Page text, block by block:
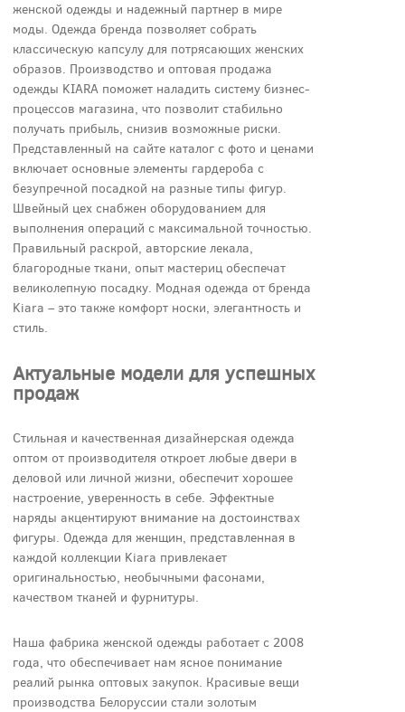
женской одежды и надежный партнер в мире
моды. Одежда бренда позволяет собрать
классическую капсулу для потрясающих женских
образов. Производство и оптовая продажа
одежды KIARA поможет наладить систему бизнес-
процессов магазина, что позволит стабильно
получать прибыль, снизив возможные риски.
Представленный на сайте каталог с фото и ценами
включает основные элементы гардероба с
безупречной посадкой на разные типы фигур.
Швейный цех снабжен оборудованием для
выполнения операций с максимальной точностью.
Правильный раскрой, авторские лекала,
благородные ткани, опыт мастериц обеспечат
великолепную посадку. Модная одежда от бренда
Kiara – это также комфорт носки, элегантность и
стиль.
Актуальные модели для успешных
продаж
Стильная и качественная дизайнерская одежда
оптом от производителя откроет любые двери в
деловой или личной жизни, обеспечит хорошее
настроение, уверенность в себе. Эффектные
наряды акцентируют внимание на достоинствах
фигуры. Одежда для женщин, представленная в
каждой коллекции Kiara привлекает
оригинальностью, необычными фасонами,
качеством тканей и фурнитуры.
Наша фабрика женской одежды работает с 2008
года, что обеспечивает нам ясное понимание
реалий рынка оптовых закупок. Красивые вещи
производства Белоруссии стали золотым